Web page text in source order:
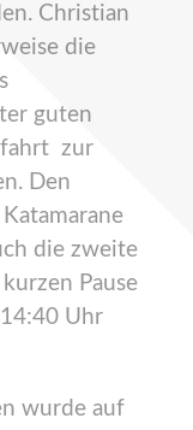
Christian
die
guten
zur
Den
die zweite
Pause
Uhr
wurde auf